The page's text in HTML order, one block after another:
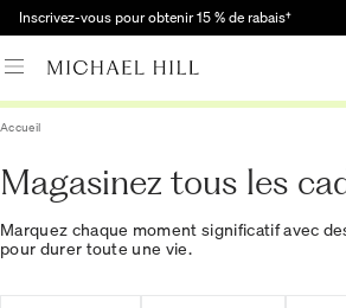
Passer
Inscrivez-vous pour obtenir 15 % de rabais†
Accueil
Magasinez tous les
Marquez chaque moment significatif avec
pour durer toute une vie.